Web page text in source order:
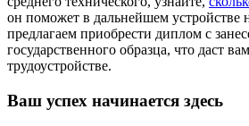
он поможет в дальнейшем устройстве
предлагаем приобрести диплом с
государственного образца, что даст
трудоустройстве.
Ваш успех начинается здесь